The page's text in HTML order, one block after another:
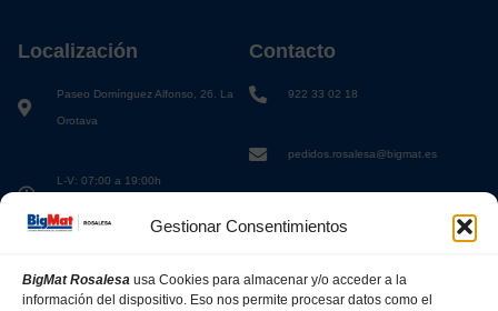
Gestionar Consentimientos
BigMat Rosalesa usa Cookies para almacenar y/o acceder a la
información del dispositivo. Eso nos permite procesar datos como el
Localización
Paseo Domínguez Alfonso, 26. La
Orotava
L-V: 07:00 a 19:00h
Contacto
922 33 02 18
pedidos.rosalesa@bigmat.es